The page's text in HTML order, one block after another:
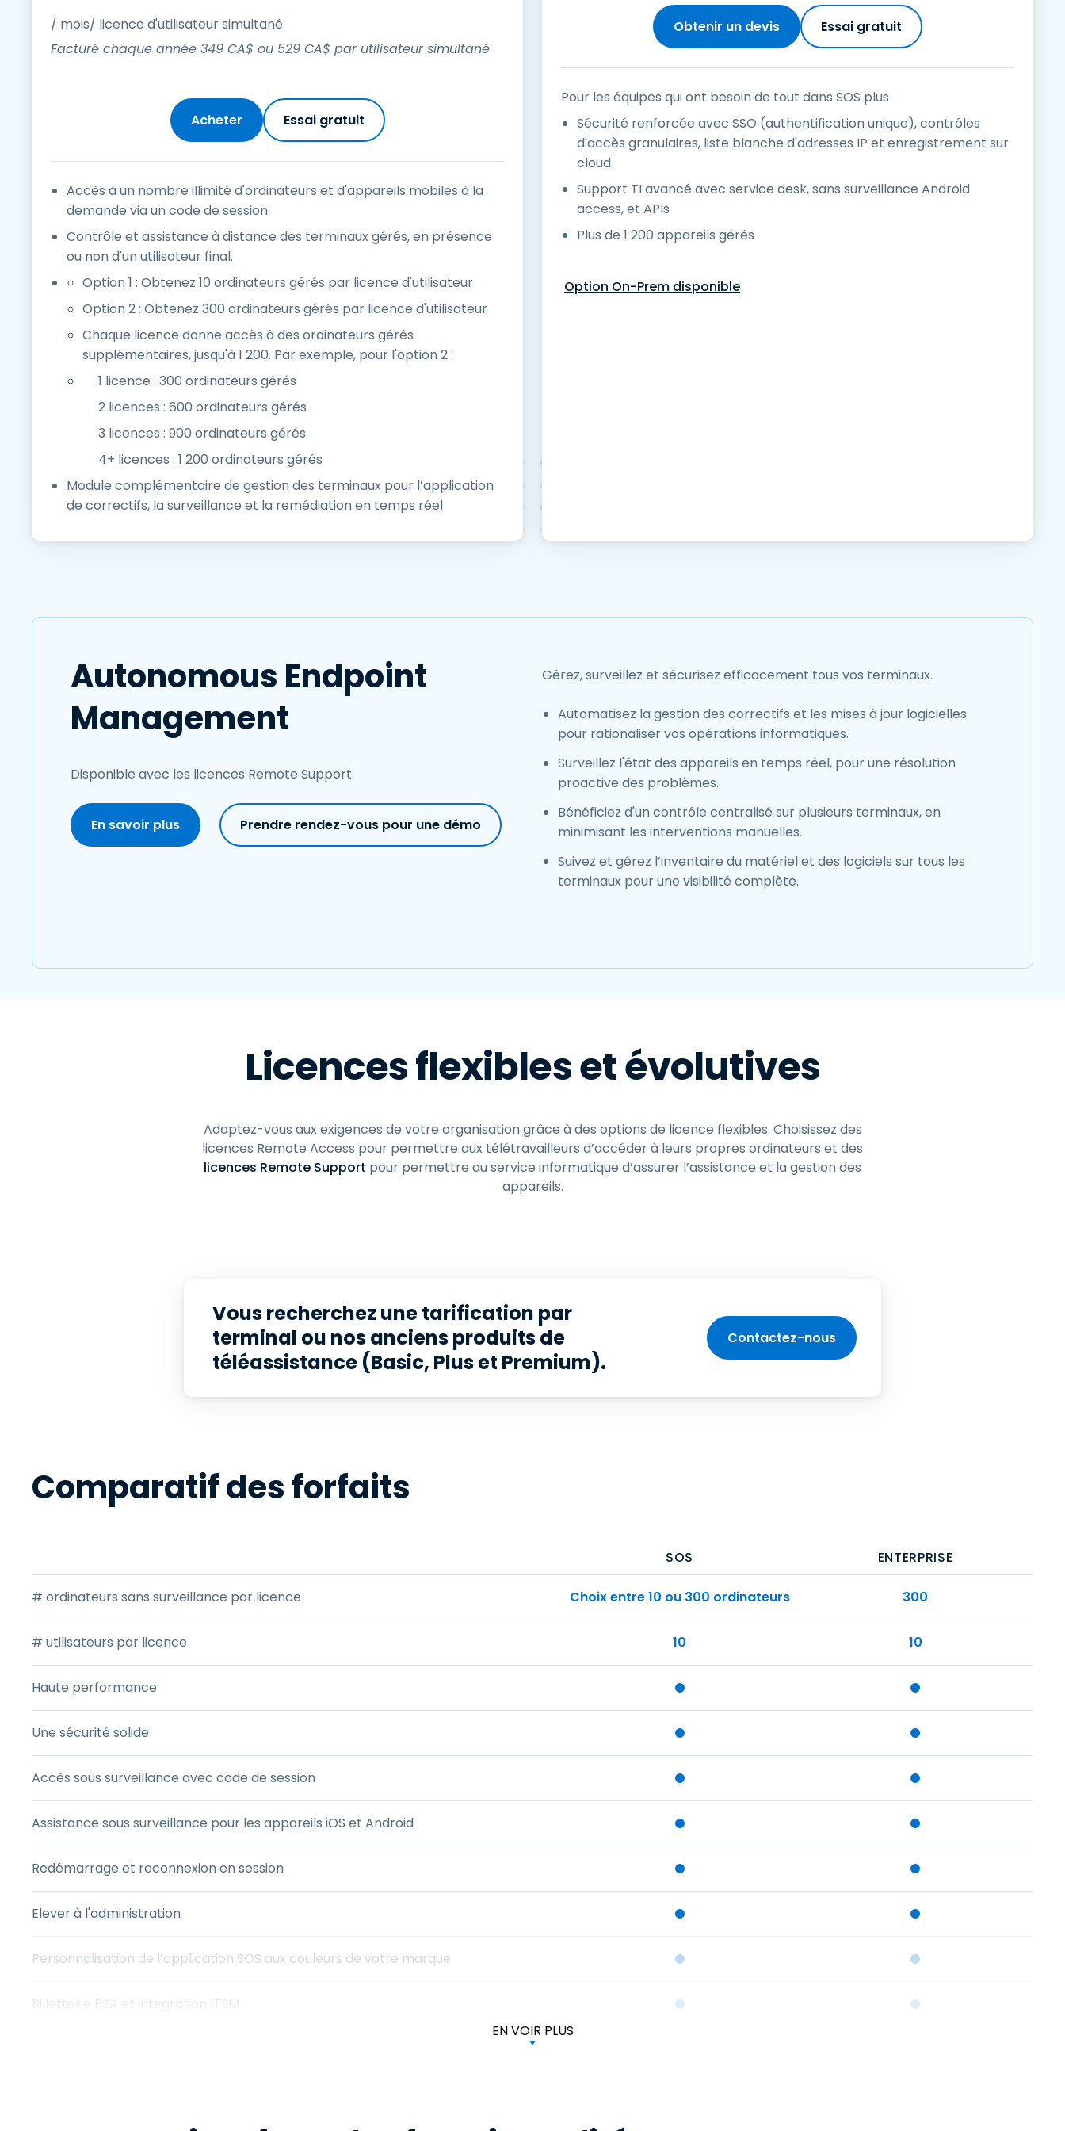
/ mois/ licence d'utilisateur simultané
Facturé chaque année 349 CA$ ou 529 CA$ par utilisateur simultané
Acheter Essai gratuit
Accès à un nombre illimité d'ordinateurs et d'appareils mobiles à la
demande via un code de session
Contrôle et assistance à distance des terminaux gérés, en présence
ou non d'un utilisateur final.
Option 1 : Obtenez 10 ordinateurs gérés par licence d'utilisateur
Option 2 : Obtenez 300 ordinateurs gérés par licence d'utilisateur
Chaque licence donne accès à des ordinateurs gérés
supplémentaires, jusqu'à 1 200. Par exemple, pour l'option 2 :
1 licence : 300 ordinateurs gérés
2 licences : 600 ordinateurs gérés
3 licences : 900 ordinateurs gérés
4+ licences : 1 200 ordinateurs gérés
Module complémentaire de gestion des terminaux pour l’application
de correctifs, la surveillance et la remédiation en temps réel
Obtenir un devis Essai gratuit
Pour les équipes qui ont besoin de tout dans SOS plus
Sécurité renforcée avec SSO (authentification unique), contrôles
d'accès granulaires, liste blanche d'adresses IP et enregistrement sur
cloud
Support TI avancé avec service desk, sans surveillance Android
access, et APIs
Plus de 1 200 appareils gérés
Option On-Prem disponible
Autonomous Endpoint
Management
Disponible avec les licences Remote Support.
En savoir plus Prendre rendez-vous pour une démo
Gérez, surveillez et sécurisez efficacement tous vos terminaux.
Automatisez la gestion des correctifs et les mises à jour logicielles
pour rationaliser vos opérations informatiques.
Surveillez l'état des appareils en temps réel, pour une résolution
proactive des problèmes.
Bénéficiez d'un contrôle centralisé sur plusieurs terminaux, en
minimisant les interventions manuelles.
Suivez et gérez l’inventaire du matériel et des logiciels sur tous les
terminaux pour une visibilité complète.
Licences flexibles et évolutives
Adaptez-vous aux exigences de votre organisation grâce à des options de licence flexibles. Choisissez des
licences Remote Access pour permettre aux télétravailleurs d’accéder à leurs propres ordinateurs et des
licences Remote Support pour permettre au service informatique d’assurer l’assistance et la gestion des
appareils.
Vous recherchez une tarification par
terminal ou nos anciens produits de
téléassistance (Basic, Plus et Premium).
Contactez-nous
Comparatif des forfaits
CARACTÉRISTIQUES DU PRODUIT
SOS ENTERPRISE
# ordinateurs sans surveillance par licence Choix entre 10 ou 300 ordinateurs 300
# utilisateurs par licence 10 10
Haute performance
Une sécurité solide
Accès sous surveillance avec code de session
Assistance sous surveillance pour les appareils iOS et Android
Redémarrage et reconnexion en session
Elever à l'administration
Personnalisation de l’application SOS aux couleurs de votre marque
Billetterie PSA et intégration ITSM
EN VOIR PLUS